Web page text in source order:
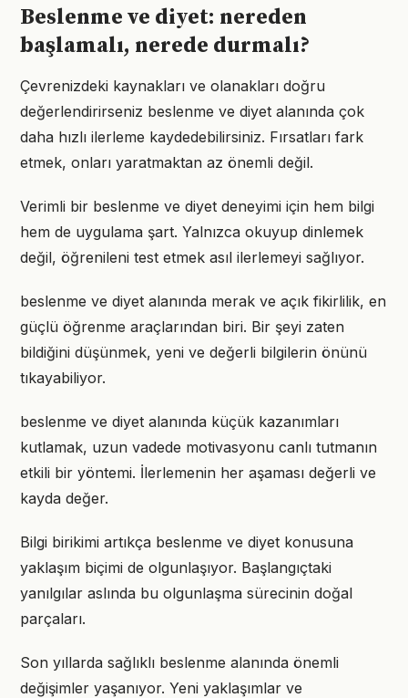
Beslenme ve diyet: nereden
başlamalı, nerede durmalı?
Çevrenizdeki kaynakları ve olanakları doğru
değerlendirirseniz beslenme ve diyet alanında çok
daha hızlı ilerleme kaydedebilirsiniz. Fırsatları fark
etmek, onları yaratmaktan az önemli değil.
Verimli bir beslenme ve diyet deneyimi için hem bilgi
hem de uygulama şart. Yalnızca okuyup dinlemek
değil, öğrenileni test etmek asıl ilerlemeyi sağlıyor.
beslenme ve diyet alanında merak ve açık fikirlilik, en
güçlü öğrenme araçlarından biri. Bir şeyi zaten
bildiğini düşünmek, yeni ve değerli bilgilerin önünü
tıkayabiliyor.
beslenme ve diyet alanında küçük kazanımları
kutlamak, uzun vadede motivasyonu canlı tutmanın
etkili bir yöntemi. İlerlemenin her aşaması değerli ve
kayda değer.
Bilgi birikimi artıkça beslenme ve diyet konusuna
yaklaşım biçimi de olgunlaşıyor. Başlangıçtaki
yanılgılar aslında bu olgunlaşma sürecinin doğal
parçaları.
Son yıllarda sağlıklı beslenme alanında önemli
değişimler yaşanıyor. Yeni yaklaşımlar ve